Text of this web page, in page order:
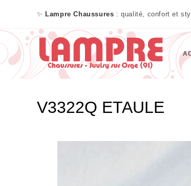
✨ Lampre Chaussures : qualité, confort et
V3322Q ETAULE